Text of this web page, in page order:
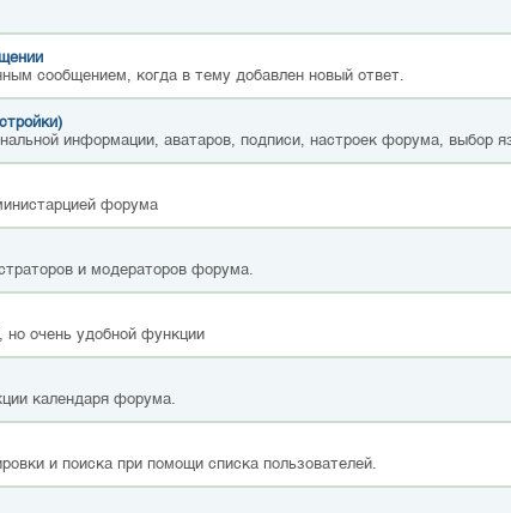
сообщением, когда в тему добавлен новый ответ.
информации, аватаров, подписи, настроек форума, выбор
форума
и модераторов форума.
но очень удобной функции
календаря форума.
и поиска при помощи списка пользователей.